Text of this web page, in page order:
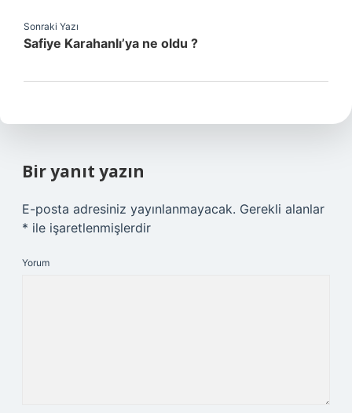
Sonraki Yazı
Safiye Karahanlı’ya ne oldu ?
Bir yanıt yazın
E-posta adresiniz yayınlanmayacak. Gerekli alanlar
* ile işaretlenmişlerdir
Yorum